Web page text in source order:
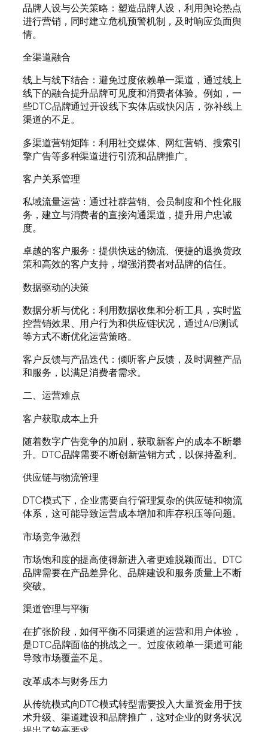
品牌人设与公关策略：塑造品牌人设，利用舆论热点
进行营销，同时建立危机预警机制，及时响应负面舆
情。
全渠道融合
线上与线下结合：避免过度依赖单一渠道，通过线上
线下的融合提升品牌可见度和消费者体验。例如，一
些DTC品牌通过开设线下实体店或快闪店，弥补线上
渠道的不足。
多渠道营销矩阵：利用社交媒体、网红营销、搜索引
擎广告等多种渠道进行引流和品牌推广。
客户关系管理
私域流量运营：通过社群营销、会员制度和个性化服
务，建立与消费者的直接沟通渠道，提升用户忠诚
度。
卓越的客户服务：提供快速的物流、便捷的退换货政
策和高效的客户支持，增强消费者对品牌的信任。
数据驱动的决策
数据分析与优化：利用数据收集和分析工具，实时监
控营销效果、用户行为和供应链状况，通过A/B测试
等方式不断优化运营策略。
客户反馈与产品迭代：倾听客户反馈，及时调整产品
和服务，以满足消费者需求。
二、运营难点
客户获取成本上升
随着数字广告竞争的加剧，获取新客户的成本不断攀
升。DTC品牌需要不断创新营销方式，以保持盈利。
供应链与物流管理
DTC模式下，企业需要自行管理复杂的供应链和物流
体系，这可能导致运营成本增加和库存积压等问题。
市场竞争激烈
市场饱和度的提高使得新进入者更难脱颖而出。DTC
品牌需要在产品差异化、品牌建设和服务质量上不断
突破。
渠道管理与平衡
在扩张阶段，如何平衡不同渠道的运营和用户体验，
是DTC品牌面临的挑战之一。过度依赖单一渠道可能
导致市场覆盖不足。
改革成本与财务压力
从传统模式向DTC模式转型需要投入大量资金用于技
术升级、渠道建设和品牌推广，这对企业的财务状况